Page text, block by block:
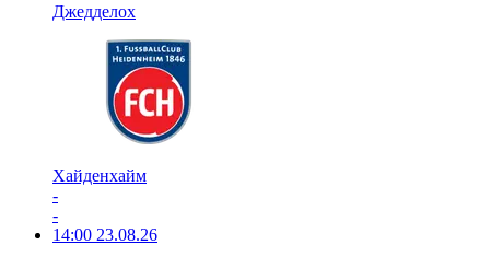
Джедделох
Хайденхайм
-
-
14:00 23.08.26